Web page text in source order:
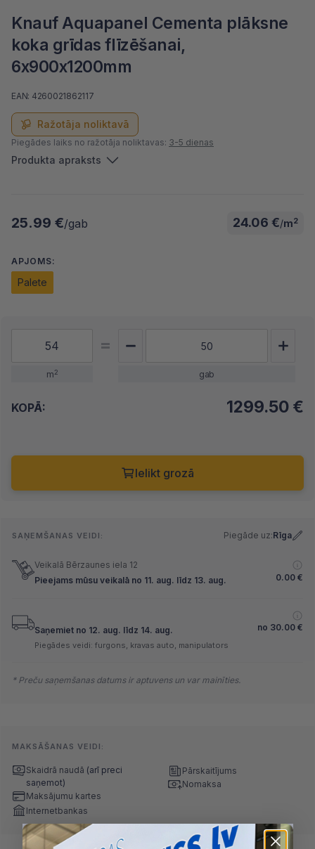
Knauf Aquapanel Cementa plāksne
koka grīdas flīzēšanai,
6x900x1200mm
Ražotāja noliktavā
EAN: 4260021862117
Piegādes laiks no ražotāja noliktavas: 3-5 dienas
Produkta apraksts
25.99 €/gab 24.06 €/m2
APJOMS:
Palete
m2 gab
KOPĀ: 1299.50 €
Ielikt grozā
SAŅEMŠANAS VEIDI: Piegāde uz:Rīga
Veikalā Bērzaunes iela 12
Pieejams mūsu veikalā no 11. aug. līdz 13. aug.
0.00 €
Saņemiet no 12. aug. līdz 14. aug. no 30.00 €
Piegādes veidi: furgons, kravas auto, manipulators
* Preču saņemšanas datums ir aptuvens un var mainīties.
MAKSĀŠANAS VEIDI:
Skaidrā naudā (arī preci
saņemot)
Maksājumu kartes
Internetbankas
Pārskaitījums
Nomaksa